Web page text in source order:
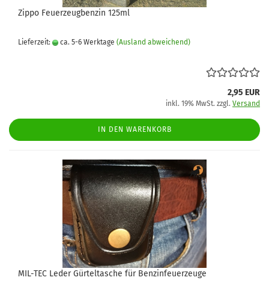
Zippo Feuerzeugbenzin 125ml
Lieferzeit: ca. 5-6 Werktage (Ausland abweichend)
2,95 EUR
inkl. 19% MwSt. zzgl. Versand
IN DEN WARENKORB
MIL-TEC Leder Gürteltasche für Benzinfeuerzeuge